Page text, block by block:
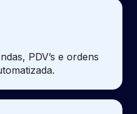
PDV’s e ordens